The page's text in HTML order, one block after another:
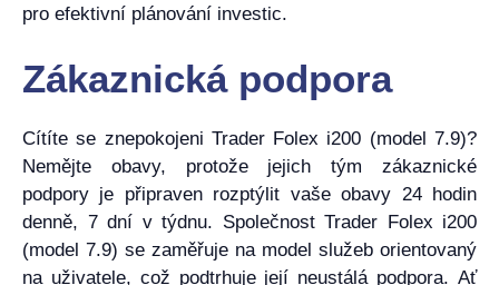
pro efektivní plánování investic.
Zákaznická podpora
Cítíte se znepokojeni Trader Folex i200 (model 7.9)?
Nemějte obavy, protože jejich tým zákaznické
podpory je připraven rozptýlit vaše obavy 24 hodin
denně, 7 dní v týdnu. Společnost Trader Folex i200
(model 7.9) se zaměřuje na model služeb orientovaný
na uživatele, což podtrhuje její neustálá podpora. Ať